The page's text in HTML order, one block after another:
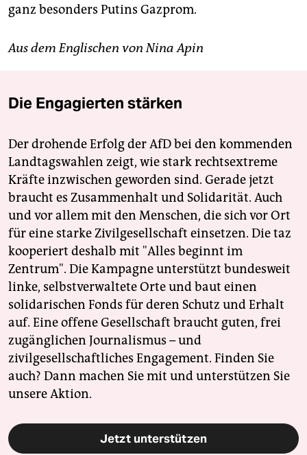
ganz besonders Putins Gazprom.
Aus dem Englischen von Nina Apin
Die Engagierten stärken
Der drohende Erfolg der AfD bei den kommenden
Landtagswahlen zeigt, wie stark rechtsextreme
Kräfte inzwischen geworden sind. Gerade jetzt
braucht es Zusammenhalt und Solidarität. Auch
und vor allem mit den Menschen, die sich vor Ort
für eine starke Zivilgesellschaft einsetzen. Die taz
kooperiert deshalb mit "Alles beginnt im
Zentrum". Die Kampagne unterstützt bundesweit
linke, selbstverwaltete Orte und baut einen
solidarischen Fonds für deren Schutz und Erhalt
auf. Eine offene Gesellschaft braucht guten, frei
zugänglichen Journalismus – und
zivilgesellschaftliches Engagement. Finden Sie
auch? Dann machen Sie mit und unterstützen Sie
unsere Aktion.
Jetzt unterstützen